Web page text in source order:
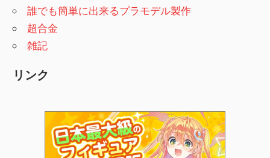
誰でも簡単に出来るプラモデル製作
超合金
雑記
リンク